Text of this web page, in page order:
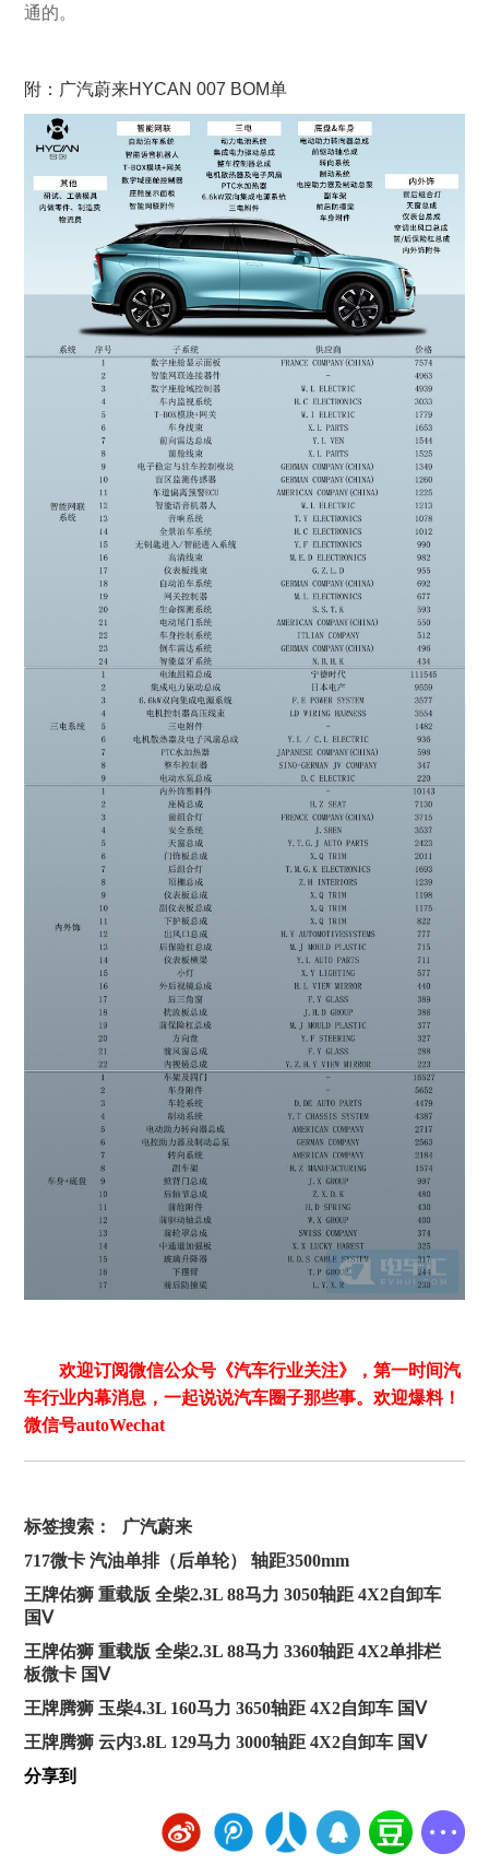
通的。
附：广汽蔚来HYCAN 007 BOM单
欢迎订阅微信公众号《汽车行业关注》，第一时间汽
车行业内幕消息，一起说说汽车圈子那些事。欢迎爆料！
微信号autoWechat
标签搜索：
广汽蔚来
717微卡 汽油单排（后单轮） 轴距3500mm
王牌佑狮 重载版 全柴2.3L 88马力 3050轴距 4X2自卸车
国Ⅴ
王牌佑狮 重载版 全柴2.3L 88马力 3360轴距 4X2单排栏
板微卡 国Ⅴ
王牌腾狮 玉柴4.3L 160马力 3650轴距 4X2自卸车 国Ⅴ
王牌腾狮 云内3.8L 129马力 3000轴距 4X2自卸车 国Ⅴ
分享到